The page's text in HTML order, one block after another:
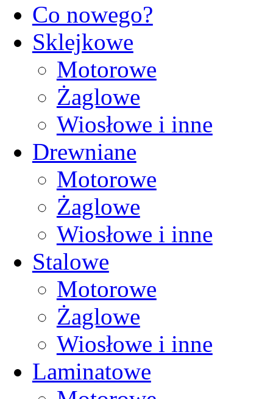
Co nowego?
Sklejkowe
Motorowe
Żaglowe
Wiosłowe i inne
Drewniane
Motorowe
Żaglowe
Wiosłowe i inne
Stalowe
Motorowe
Żaglowe
Wiosłowe i inne
Laminatowe